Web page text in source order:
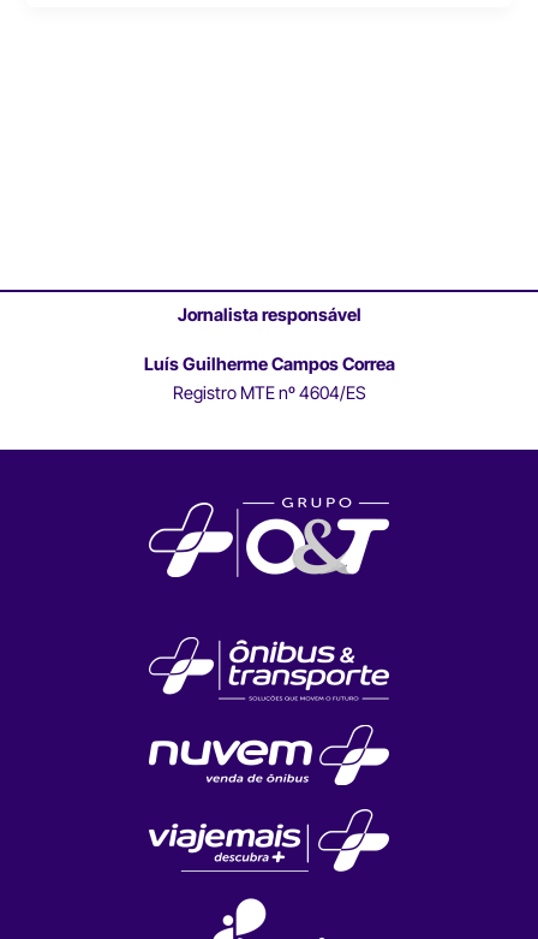
Jornalista responsável
Luís Guilherme Campos Correa
Registro MTE nº 4604/ES